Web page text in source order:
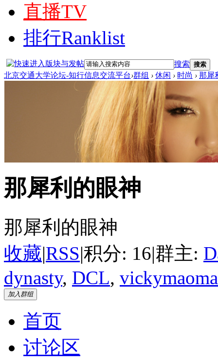
直播TV
排行Ranklist
搜索 搜索
北京交通大学论坛-知行信息交流平台›群组 › 休闲 › 时尚 › 那犀
那犀利的眼神
那犀利的眼神
收藏|RSS|积分: 16|群主:
dynasty, DCL,
加入群组
首页
讨论区